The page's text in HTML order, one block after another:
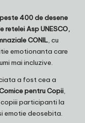
peste 400 de desene
retelei Asp UNESCO,
CONIL, cu
emotionanta care
mai incluzive.
a fost cea a
pentru Copii,
participanti la
emotie deosebita.